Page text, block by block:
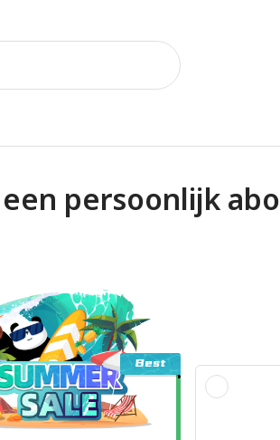
persoonlijk